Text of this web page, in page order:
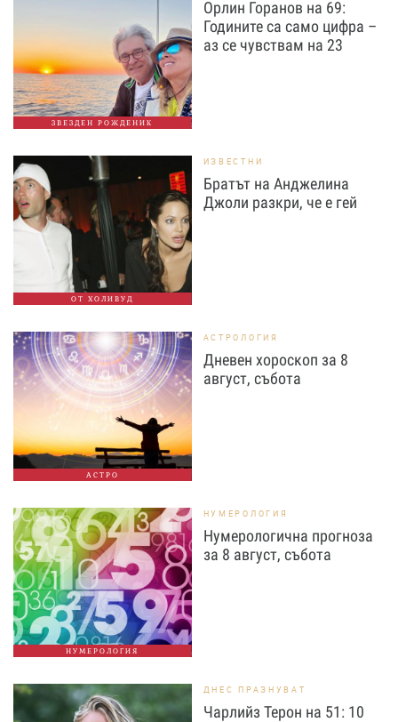
ЗВЕЗДЕН РОЖДЕНИК
Орлин Горанов на 69:
Годините са само цифра –
аз се чувствам на 23
ОТ ХОЛИВУД
ИЗВЕСТНИ
Братът на Анджелина
Джоли разкри, че е гей
АСТРО
АСТРОЛОГИЯ
Дневен хороскоп за 8
август, събота
НУМЕРОЛОГИЯ
НУМЕРОЛОГИЯ
Нумерологична прогноза
за 8 август, събота
ДНЕС ПРАЗНУВАТ
Чарлийз Терон на 51: 10